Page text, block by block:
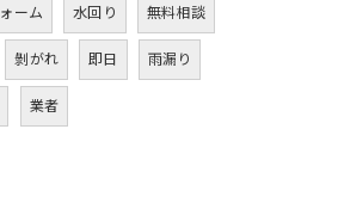
ーム 水回り 無料相談
剝がれ 即日 雨漏り
業者